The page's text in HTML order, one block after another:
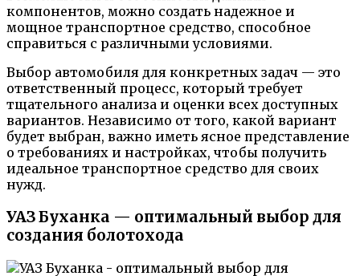
компонентов, можно создать надежное и
мощное транспортное средство, способное
справиться с различными условиями.
Выбор автомобиля для конкретных задач — это
ответственный процесс, который требует
тщательного анализа и оценки всех доступных
вариантов. Независимо от того, какой вариант
будет выбран, важно иметь ясное представление
о требованиях и настройках, чтобы получить
идеальное транспортное средство для своих
нужд.
УАЗ Буханка — оптимальный выбор для
создания болотохода